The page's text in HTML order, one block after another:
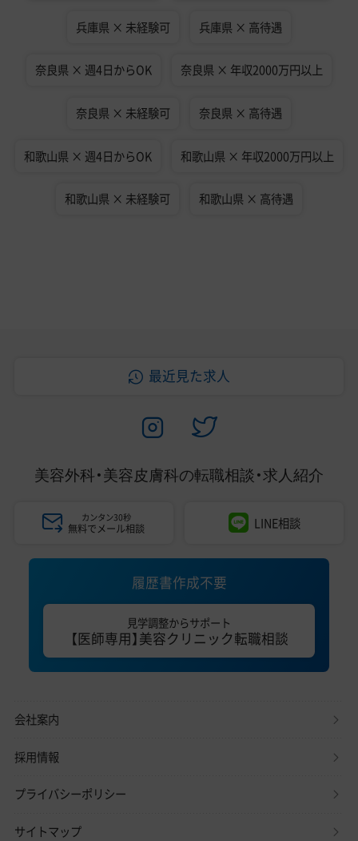
兵庫県 × 未経験可 兵庫県 × 高待遇
奈良県 × 週4日からOK 奈良県 × 年収2000万円以上
奈良県 × 未経験可 奈良県 × 高待遇
和歌山県 × 週4日からOK 和歌山県 × 年収2000万円以上
和歌山県 × 未経験可 和歌山県 × 高待遇
最近見た求人
美容外科・美容皮膚科の転職相談・求人紹介
カンタン30秒
無料でメール相談 LINE相談
履歴書作成不要
見学調整からサポート
【医師専用】美容クリニック転職相談
会社案内
採用情報
プライバシーポリシー
サイトマップ